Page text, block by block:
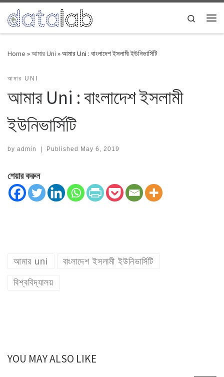
Skip to content
Search
Home »আমার Uni »আমার Uni : বাংলাদেশ ইসলামী ইউনিভার্সিটি
আমার UNI
আমার Uni : বাংলাদেশ ইসলামী
ইউনিভার্সিটি
by admin | Published May 6, 2019
শেয়ার করুন
আমার uni বাংলাদেশ ইসলামী ইউনিভার্সিটি
বিশ্ববিদ্যালয়
YOU MAY ALSO LIKE